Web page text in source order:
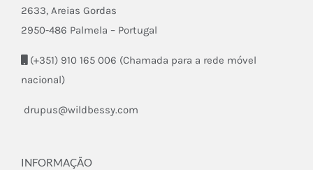
2633, Areias Gordas
2950-486 Palmela – Portugal
(+351) 910 165 006 (Chamada para a rede móvel
nacional)
drupus@wildbessy.com
INFORMAÇÃO